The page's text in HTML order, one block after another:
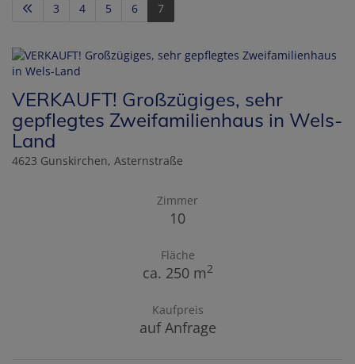
3 4 5 6 7
VERKAUFT! Großzügiges, sehr
gepflegtes Zweifamilienhaus in Wels-
Land
4623 Gunskirchen, Asternstraße
Zimmer
10
Fläche
ca. 250 m2
Kaufpreis
auf Anfrage